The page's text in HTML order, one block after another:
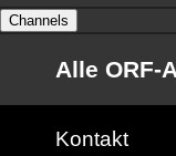
Channels
Alle ORF-
Kontakt